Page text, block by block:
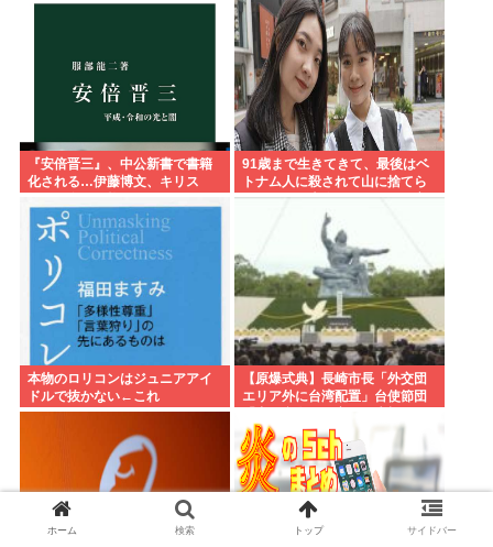
『安倍晋三』、中公新書で書籍
化される…伊藤博文、キリス
91歳まで生きてきて、最後はベ
トナム人に殺されて山に捨てら
れるって日本終わってんだろ高
本物のロリコンはジュニアアイ
ドルで抜かない←これ
【原爆式典】長崎市長「外交団
エリア外に台湾配置」台使節団
欠席
ホーム 検索 トップ サイドバー